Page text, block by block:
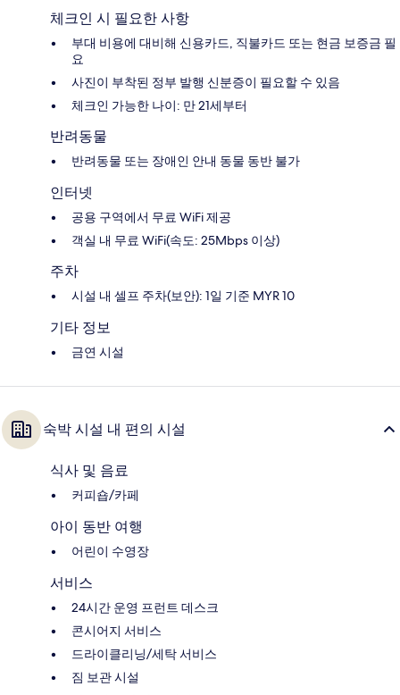
체크인 시 필요한 사항
부대 비용에 대비해 신용카드, 직불카드 또는 현금 보증금 필
요
사진이 부착된 정부 발행 신분증이 필요할 수 있음
체크인 가능한 나이: 만 21세부터
반려동물
반려동물 또는 장애인 안내 동물 동반 불가
인터넷
공용 구역에서 무료 WiFi 제공
객실 내 무료 WiFi(속도: 25Mbps 이상)
주차
시설 내 셀프 주차(보안): 1일 기준 MYR 10
기타 정보
금연 시설
숙박 시설 내 편의 시설
식사 및 음료
커피숍/카페
아이 동반 여행
어린이 수영장
서비스
24시간 운영 프런트 데스크
콘시어지 서비스
드라이클리닝/세탁 서비스
짐 보관 시설